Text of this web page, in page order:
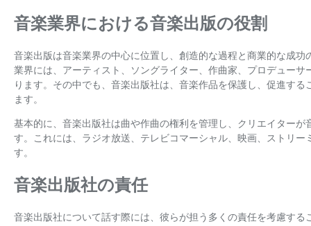
音楽業界における音楽出版の役割
音楽出版は音楽業界の中心に位置し、創造的な過程と商業的な成
業界には、アーティスト、ソングライター、作曲家、プロデュー
ります。その中でも、音楽出版社は、音楽作品を保護し、促進す
ます。
基本的に、音楽出版社は曲や作曲の権利を管理し、クリエイター
す。これには、ラジオ放送、テレビコマーシャル、映画、ストリ
す。
音楽出版社の責任
音楽出版社について話す際には、彼らが担う多くの責任を考慮す